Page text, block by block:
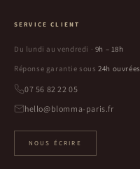
SERVICE CLIENT
Du lundi au vendredi · 9h – 18h
Réponse garantie sous24h ouvrées
07 56 82 22 05
hello@blomma-paris.fr
NOUS ÉCRIRE